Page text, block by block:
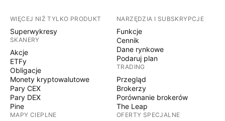
WIĘCEJ NIŻ TYLKO PRODUKT
Superwykresy
SKANERY
Akcje
ETFy
Obligacje
Monety kryptowalutowe
Pary CEX
Pary DEX
Pine
MAPY CIEPLNE
NARZĘDZIA I SUBSKRYPCJE
Funkcje
Cennik
Dane rynkowe
Podaruj plan
TRADING
Przegląd
Brokerzy
Porównanie brokerów
The Leap
OFERTY SPECJALNE